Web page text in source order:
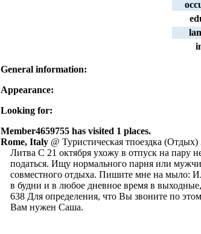
General information:
Appearance:
Looking for:
Member4659755 has visited 1 places.
Rome, Italy @ Туристическая тпоездка (Отдых)
Литва С 21 октября ухожу в отпуск на пару
податься. Ищу нормального парня или
совместного отдыха. Пишите мне на мыло:
в будни и в любое дневное время в
638 Для определения, что Вы звоните по
Вам нужен Саша.